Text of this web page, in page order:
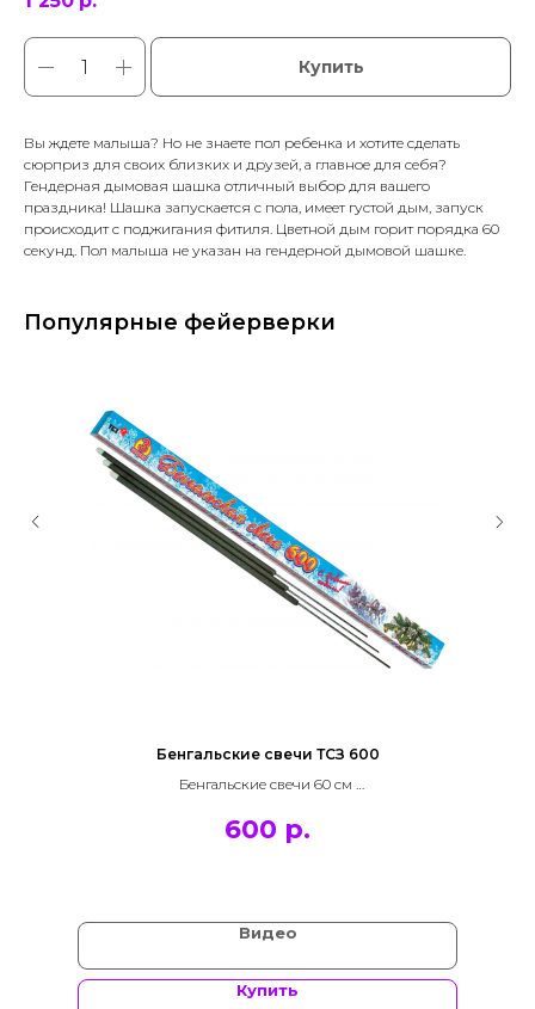
Купить
Вы ждете малыша? Но не знаете пол ребенка и хотите сделать
сюрприз для своих близких и друзей, а главное для себя?
Гендерная дымовая шашка отличный выбор для вашего
праздника! Шашка запускается с пола, имеет густой дым, запуск
происходит с поджигания фитиля. Цветной дым горит порядка 60
секунд. Пол малыша не указан на гендерной дымовой шашке.
Популярные фейерверки
Бенгальские свечи ТСЗ 600
Бенгальские свечи 60 см
600 р.
Видео
Купить